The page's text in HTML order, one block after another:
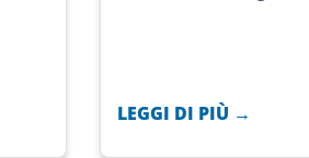
LEGGI DI PIÙ →